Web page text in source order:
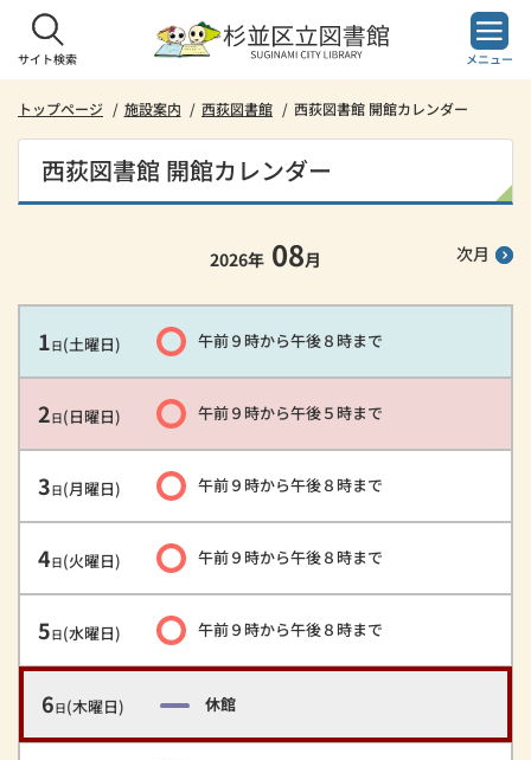
ス
サイト検索 メニュー
トップページ 施設案内 西荻図書館 西荻図書館 開館カレンダー
西荻図書館 開館カレンダー
2026年 08月 次月
1日(土曜日) 午前９時から午後８時まで
2日(日曜日) 午前９時から午後５時まで
3日(月曜日) 午前９時から午後８時まで
4日(火曜日) 午前９時から午後８時まで
5日(水曜日) 午前９時から午後８時まで
6日(木曜日) 休館